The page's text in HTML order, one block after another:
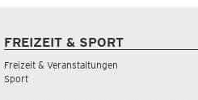
FREIZEIT & SPORT
Freizeit & Veranstaltungen
Sport